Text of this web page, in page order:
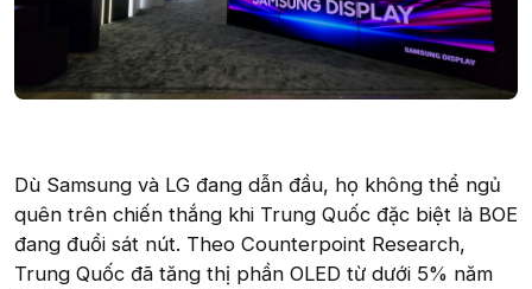
Dù Samsung và LG đang dẫn đầu, họ không thể ngủ
quên trên chiến thắng khi Trung Quốc đặc biệt là BOE
đang đuổi sát nút. Theo Counterpoint Research,
Trung Quốc đã tăng thị phần OLED từ dưới 5% năm